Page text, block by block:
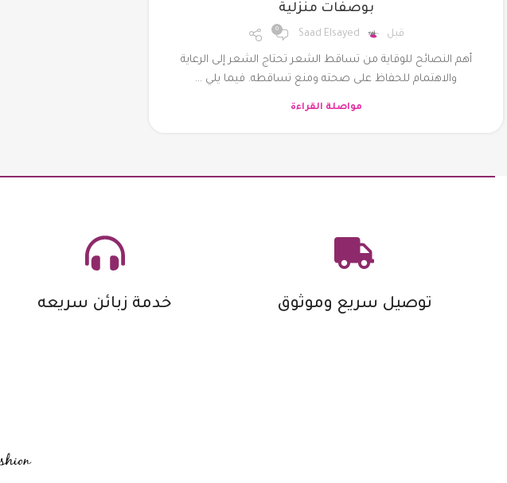
بوصفات منزلية
قبل Saad Elsayed
0
أهم النصائح للوقاية من تساقط الشعر تحتاج الشعر إلى الرعاية
والاهتمام للحفاظ على صحته ومنع تساقطه. فيما يلي ...
مواصلة القراءة
توصيل سريع وموثوق خدمة زبائن سريعه